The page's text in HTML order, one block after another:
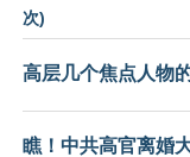
次)
高层几个焦点人物
瞧！中共高官离婚